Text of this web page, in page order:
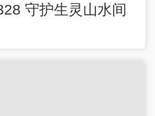
守护生灵山水间